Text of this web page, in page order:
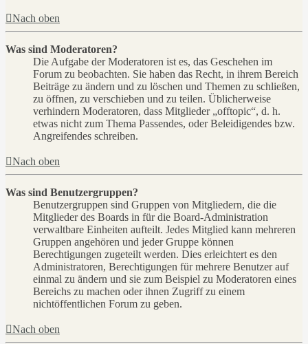
Nach oben
Was sind Moderatoren?
Die Aufgabe der Moderatoren ist es, das Geschehen im
Forum zu beobachten. Sie haben das Recht, in ihrem Bereich
Beiträge zu ändern und zu löschen und Themen zu schließen,
zu öffnen, zu verschieben und zu teilen. Üblicherweise
verhindern Moderatoren, dass Mitglieder „offtopic“, d. h.
etwas nicht zum Thema Passendes, oder Beleidigendes bzw.
Angreifendes schreiben.
Nach oben
Was sind Benutzergruppen?
Benutzergruppen sind Gruppen von Mitgliedern, die die
Mitglieder des Boards in für die Board-Administration
verwaltbare Einheiten aufteilt. Jedes Mitglied kann mehreren
Gruppen angehören und jeder Gruppe können
Berechtigungen zugeteilt werden. Dies erleichtert es den
Administratoren, Berechtigungen für mehrere Benutzer auf
einmal zu ändern und sie zum Beispiel zu Moderatoren eines
Bereichs zu machen oder ihnen Zugriff zu einem
nichtöffentlichen Forum zu geben.
Nach oben